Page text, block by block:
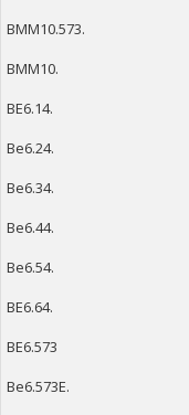
ВММ10.573.
ВММ10.
ВЕ6.14.
Ве6.24.
Ве6.34.
Ве6.44.
Ве6.54.
ВЕ6.64.
ВЕ6.573
Ве6.573Е.